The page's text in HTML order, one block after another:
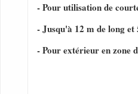
- Pour utilisation de
- Jusqu'à 12 m de long
- Pour extérieur en zone